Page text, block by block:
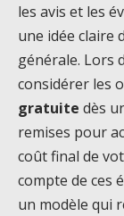
les avis et les
une idée claire
générale. Lors
considérer les
gratuite dès
remises pour
coût final de
compte de ces
un modèle qui